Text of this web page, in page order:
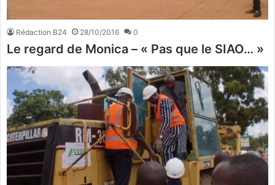
Rédaction B24 28/10/2016 0
Le regard de Monica – « Pas que le SIAO… »